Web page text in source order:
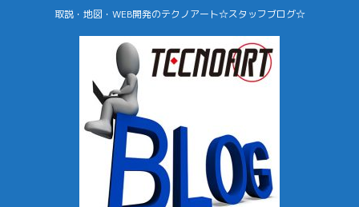
取説・地図・WEB開発のテクノアート☆スタッフブログ☆